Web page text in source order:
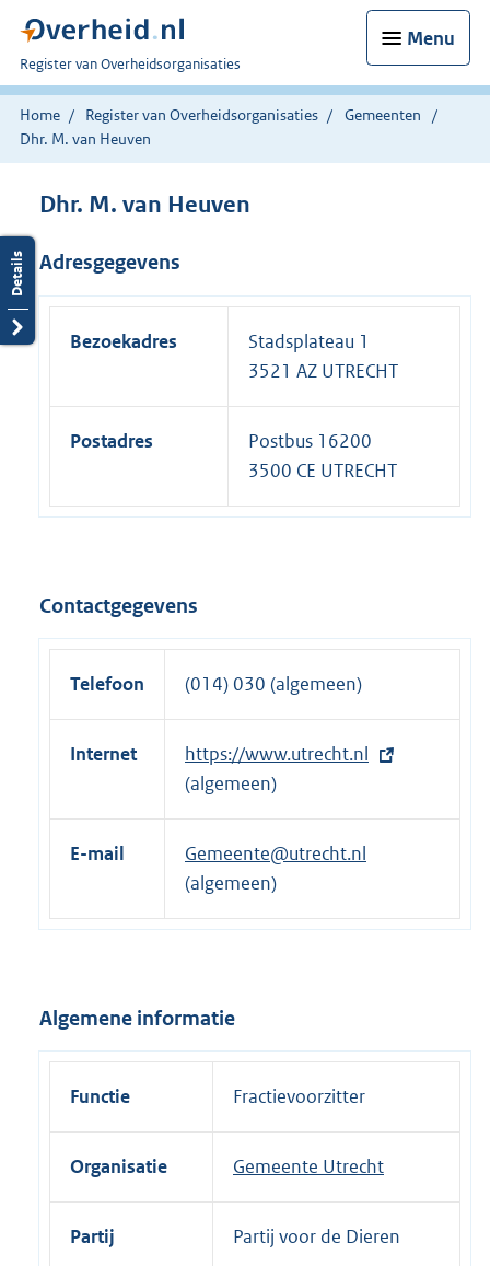
Menu
U
bent
nu
hier:
Register van Overheidsorganisaties
Home Register van Overheidsorganisaties
Gemeenten
Dhr. M. van Heuven
Dhr. M. van Heuven
Adresgegevens
Bezoekadres
Stadsplateau 1
3521 AZ UTRECHT
Postadres
Postbus 16200
3500 CE UTRECHT
Contactgegevens
Telefoon (014) 030 (algemeen)
Internet
E
x
t
e
r
e
n
k
https://www.utrecht.nl
(algemeen)
E-mail
Gemeente@utrecht.nl
(algemeen)
Algemene informatie
Functie Fractievoorzitter
Organisatie Gemeente Utrecht
Partij Partij voor de Dieren